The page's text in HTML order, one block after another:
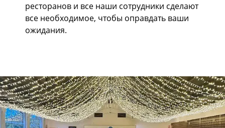
ресторанов и все наши сотрудники сделают
все необходимое, чтобы оправдать ваши
ожидания.